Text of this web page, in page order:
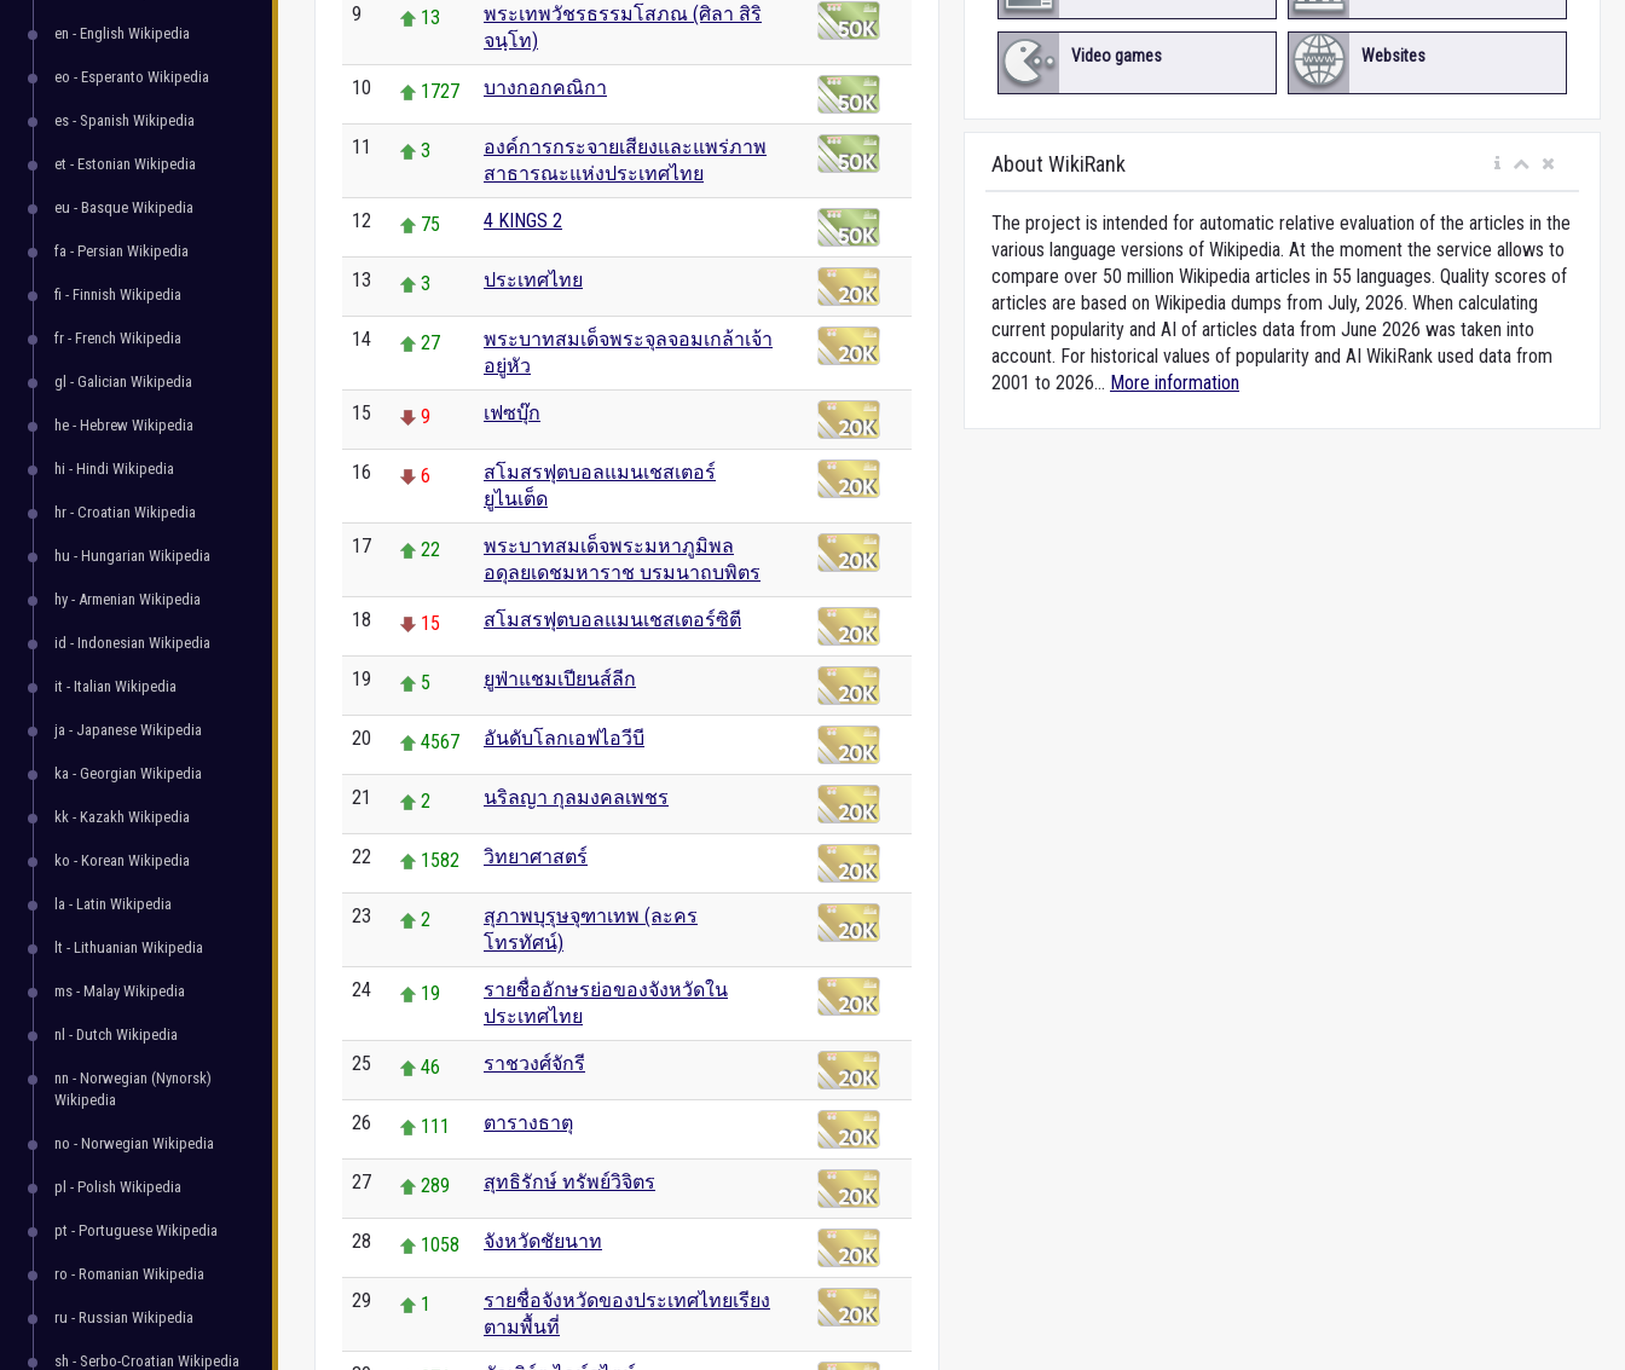
en - English Wikipedia
eo - Esperanto Wikipedia
es - Spanish Wikipedia
et - Estonian Wikipedia
eu - Basque Wikipedia
fa - Persian Wikipedia
fi - Finnish Wikipedia
fr - French Wikipedia
gl - Galician Wikipedia
he - Hebrew Wikipedia
hi - Hindi Wikipedia
hr - Croatian Wikipedia
hu - Hungarian Wikipedia
hy - Armenian Wikipedia
id - Indonesian Wikipedia
it - Italian Wikipedia
ja - Japanese Wikipedia
ka - Georgian Wikipedia
kk - Kazakh Wikipedia
ko - Korean Wikipedia
la - Latin Wikipedia
lt - Lithuanian Wikipedia
ms - Malay Wikipedia
nl - Dutch Wikipedia
nn - Norwegian (Nynorsk)
Wikipedia
no - Norwegian Wikipedia
pl - Polish Wikipedia
pt - Portuguese Wikipedia
ro - Romanian Wikipedia
ru - Russian Wikipedia
sh - Serbo-Croatian Wikipedia
9 13
พระเทพวัชรธรรมโสภณ (ศิลา สิริ
จนฺโท)
10 1727 บางกอกคณิกา
11 3
องค์การกระจายเสียงและแพร่ภาพ
สาธารณะแห่งประเทศไทย
12 75 4 KINGS 2
13 3 ประเทศไทย
14 27
พระบาทสมเด็จพระจุลจอมเกล้าเจ้า
อยู่หัว
15 9 เฟซบุ๊ก
16 6
สโมสรฟุตบอลแมนเชสเตอร์
ยูไนเต็ด
17 22
พระบาทสมเด็จพระมหาภูมิพล
อดุลยเดชมหาราช บรมนาถบพิตร
18 15 สโมสรฟุตบอลแมนเชสเตอร์ซิตี
19 5 ยูฟ่าแชมเปียนส์ลีก
20 4567 อันดับโลกเอฟไอวีบี
21 2 นริลญา กุลมงคลเพชร
22 1582 วิทยาศาสตร์
23 2
สุภาพบุรุษจุฑาเทพ (ละคร
โทรทัศน์)
24 19
รายชื่ออักษรย่อของจังหวัดใน
ประเทศไทย
25 46 ราชวงศ์จักรี
26 111 ตารางธาตุ
27 289 สุทธิรักษ์ ทรัพย์วิจิตร
28 1058 จังหวัดชัยนาท
29 1
รายชื่อจังหวัดของประเทศไทยเรียง
ตามพื้นที่
Video games Websites
About WikiRank
The project is intended for automatic relative evaluation of the articles in the
various language versions of Wikipedia. At the moment the service allows to
compare over 50 million Wikipedia articles in 55 languages. Quality scores of
articles are based on Wikipedia dumps from July, 2026. When calculating
current popularity and AI of articles data from June 2026 was taken into
account. For historical values of popularity and AI WikiRank used data from
2001 to 2026... More information